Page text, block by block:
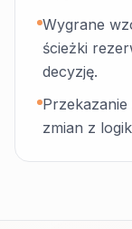
Wygrane
ścieżki
decyzję.
zmian z